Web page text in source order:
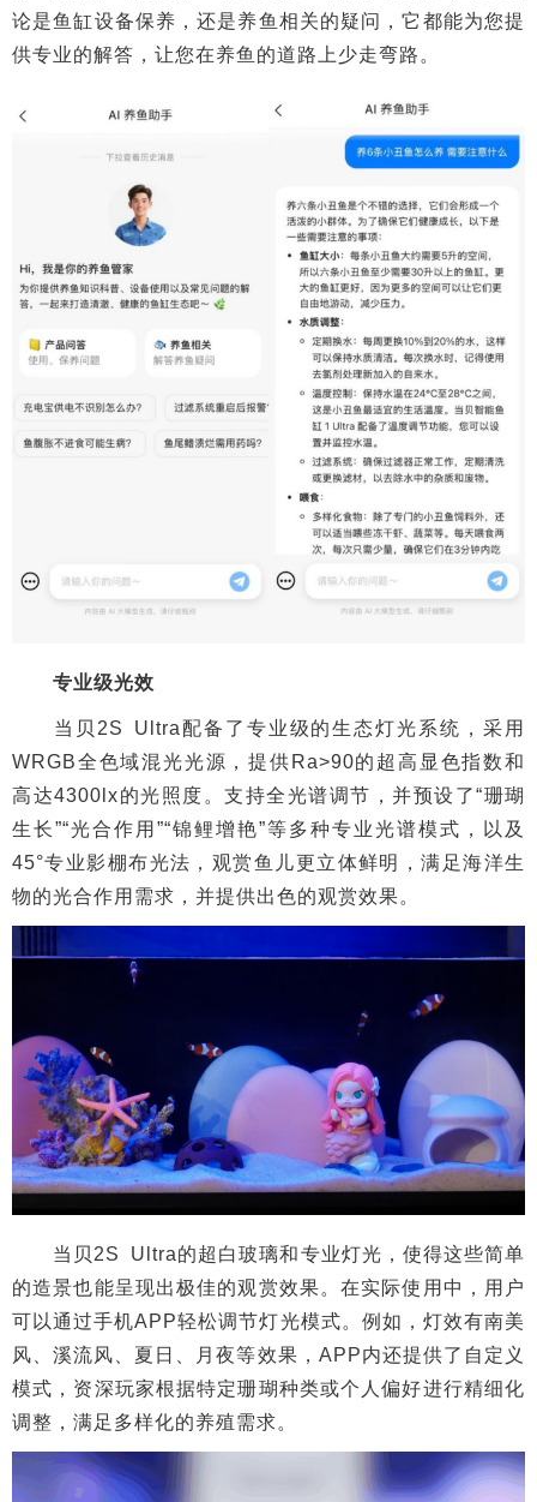
论是鱼缸设备保养，还是养鱼相关的疑问，它都能为您提
供专业的解答，让您在养鱼的道路上少走弯路。
专业级光效
当贝2S Ultra配备了专业级的生态灯光系统，采用
WRGB全色域混光光源，提供Ra>90的超高显色指数和
高达4300lx的光照度。支持全光谱调节，并预设了“珊瑚
生长”“光合作用”“锦鲤增艳”等多种专业光谱模式，以及
45°专业影棚布光法，观赏鱼儿更立体鲜明，满足海洋生
物的光合作用需求，并提供出色的观赏效果。
当贝2S Ultra的超白玻璃和专业灯光，使得这些简单
的造景也能呈现出极佳的观赏效果。在实际使用中，用户
可以通过手机APP轻松调节灯光模式。例如，灯效有南美
风、溪流风、夏日、月夜等效果，APP内还提供了自定义
模式，资深玩家根据特定珊瑚种类或个人偏好进行精细化
调整，满足多样化的养殖需求。